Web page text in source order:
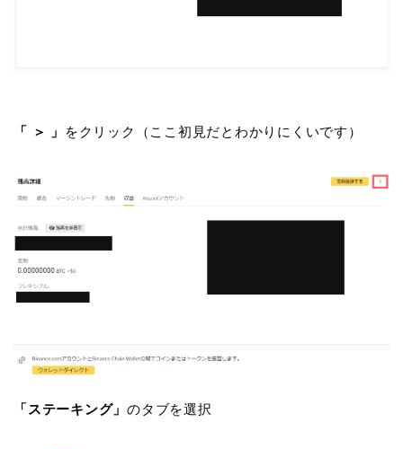
「 ＞ 」 をクリック（ここ初見だとわかりにくいです）
「ステーキング」のタブを選択